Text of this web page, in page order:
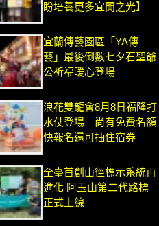
盼培養更多宜蘭之光】
宜蘭傳藝園區「YA傳
藝」最後倒數七夕石聖爺
公祈福暖心登場
浪花雙龍會8月8日福隆打
水仗登場 尚有免費名額
快報名還可抽住宿券
全臺首創山徑標示系統再
進化 阿玉山第二代路標
正式上線